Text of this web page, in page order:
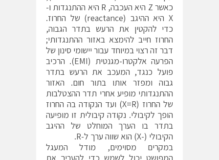
כאשר Z היא העכבה, R היא ההתנגדות ו-
X היא ההיגב (reactance) של החרוז.
כדי להקטין את הרעש בתדר הגבוה,
החרוז חייב להימצא באזור ההתנגדותי;
דבר זה רצוי במיוחד עבור יישומי סינון של
הפרעה אלקטרו-מגנטית (EMI). הרכיב
פועל כנגד, המעכב את הרעש בתדר
גבוה ומפזר אותו בתור חום. האזור
ההתנגדותי מופיע אחרי תדר ההצטלבות
של החרוז (X=R) ועד הנקודה בה החרוז
הופך לקיבולי. נקודה קיבולית זו מופיעה
בתדר בו הערך המוחלט של ההיגב
הקיבולי (-X) הוא שווה ערך ל-R.
במקרים מסוימים, מודל המעגל
המפושט יכול לשמש כדי להעריך את